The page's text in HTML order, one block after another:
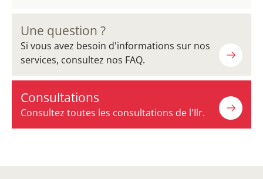
Une question ?
Si vous avez besoin d'informations sur nos
services, consultez nos FAQ.
Consultations
Consultez toutes les consultations de l'Ilr.